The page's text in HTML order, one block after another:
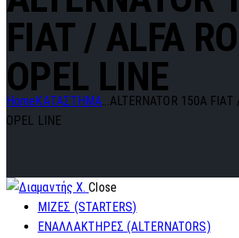
FIAT / ALFA
OPEL LINE
Home ΚΑΤΑΣΤΗΜΑ...ALTERNATOR 150A FIAT
OPEL LINE
Close
ΜΙΖΕΣ (STARTERS)
ΕΝΑΛΛΑΚΤΗΡΕΣ (ALTERNATORS)